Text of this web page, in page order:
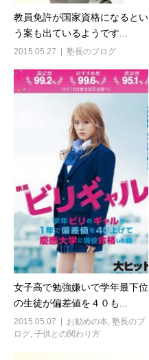
教員免許が国家資格になるとい
う案も出ているようです...
2015.05.27 塾長のブログ
女子高で勉強嫌いで学年最下位
の生徒が偏差値を４０も...
2015.05.07 お勧めの本 塾長のブ
ログ 子供との関わり方